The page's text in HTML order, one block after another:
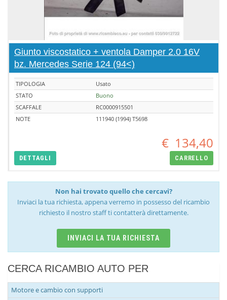
Giunto viscostatico + ventola Damper 2.0 16V
bz. Mercedes Serie 124 (94<)
TIPOLOGIA
Usato
STATO
Buono
SCAFFALE
RC0000915501
NOTE
111940 (1994) T5698
€ 134,40
DETTAGLI CARRELLO
Non hai trovato quello che cercavi?
Inviaci la tua richiesta, appena verremo in possesso del ricambio
richiesto il nostro staff ti contatterà direttamente.
INVIACI LA TUA RICHIESTA
CERCA RICAMBIO AUTO PER
Motore e cambio con supporti